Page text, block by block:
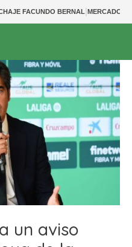
FACUNDO BERNAL|MERCADO
un aviso